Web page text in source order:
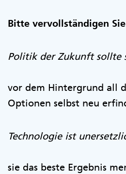
Bitte vervollständigen
Politik der Zukunft sollte
vor dem Hintergrund all
Optionen selbst neu
Technologie ist
sie das beste Ergebnis